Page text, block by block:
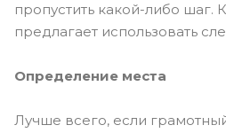
пропустить какой-либо шаг.
предлагает использовать
Определение места
Лучше всего, если